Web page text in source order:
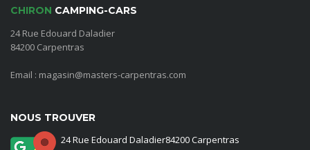
CHIRON CAMPING-CARS
24 Rue Edouard Daladier
84200 Carpentras
Email : magasin@masters-carpentras.com
NOUS TROUVER
24 Rue Edouard Daladier84200 Carpentras